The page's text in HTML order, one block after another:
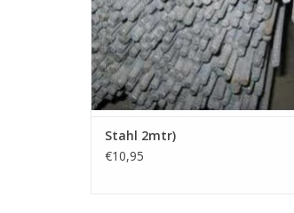
Stahl 2mtr)
€10,95